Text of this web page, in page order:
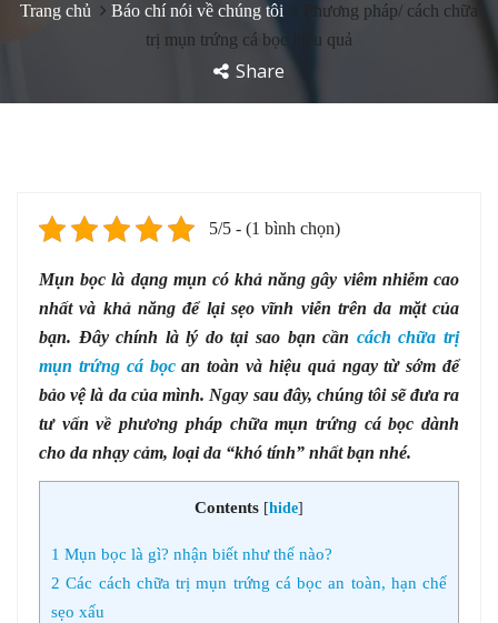
Trang chủ Báo chí nói về chúng tôi
Phương pháp/ cách chữa
trị mụn trứng cá bọc hiệu quả
Share
5/5 - (1 bình chọn)
Mụn bọc là dạng mụn có khả năng gây viêm nhiễm cao
nhất và khả năng để lại sẹo vĩnh viễn trên da mặt của
bạn. Đây chính là lý do tại sao bạn cần cách chữa trị
mụn trứng cá bọcan toàn và hiệu quả ngay từ sớm để
bảo vệ là da của mình. Ngay sau đây, chúng tôi sẽ đưa ra
tư vấn về phương pháp chữa mụn trứng cá bọc dành
cho da nhạy cảm, loại da “khó tính” nhất bạn nhé.
Contents [hide]
1 Mụn bọc là gì? nhận biết như thế nào?
2 Các cách chữa trị mụn trứng cá bọc an toàn, hạn chế
sẹo xấu